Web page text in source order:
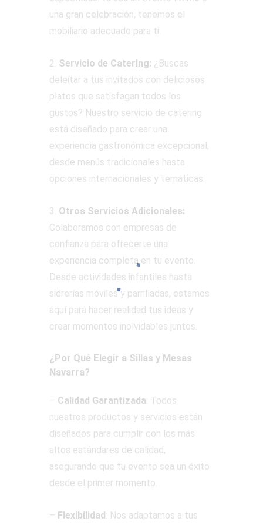
una gran celebración, tenemos el
mobiliario adecuado para ti.
2. Servicio de Catering: ¿Buscas
deleitar a tus invitados con deliciosos
platos que satisfagan todos los
gustos? Nuestro servicio de catering
está diseñado para crear una
experiencia gastronómica excepcional,
desde menús tradicionales hasta
opciones internacionales y temáticas.
3. Otros Servicios Adicionales:
Colaboramos con empresas de
confianza para ofrecerte una
experiencia completa en tu evento.
Desde actividades infantiles hasta
sidrerías móviles y parrilladas, estamos
aquí para hacer realidad tus ideas y
crear momentos inolvidables juntos.
¿Por Qué Elegir a Sillas y Mesas
Navarra?
– Calidad Garantizada: Todos
nuestros productos y servicios están
diseñados para cumplir con los más
altos estándares de calidad,
asegurando que tu evento sea un éxito
desde el primer momento.
– Flexibilidad: Nos adaptamos a tus